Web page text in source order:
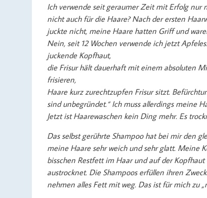
Ich verwende seit geraumer Zeit mit Erfolg nur
nicht auch für die Haare? Nach der ersten
juckte nicht, meine Haare hatten Griff und
Nein, seit 12 Wochen verwende ich jetzt
juckende Kopfhaut,
die Frisur hält dauerhaft mit einem absoluten
frisieren,
Haare kurz zurechtzupfen Frisur sitzt.
sind unbegründet.“ Ich muss allerdings meine
Jetzt ist Haarewaschen kein Ding mehr. Es
Das selbst gerührte Shampoo hat bei mir den
meine Haare sehr weich und sehr glatt. Meine
bisschen Restfett im Haar und auf der
austrocknet. Die Shampoos erfüllen ihren
nehmen alles Fett mit weg. Das ist für mich zu